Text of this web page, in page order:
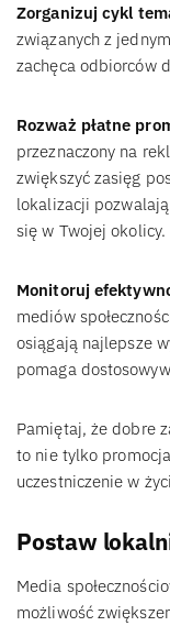
Zorganizuj cykl
związanych z
zachęca odbiorców
Rozważ płatne
przeznaczony na
zwiększyć zasięg
lokalizacji
się w Twojej okolicy.
Monitoruj
mediów
osiągają najlepsze
pomaga
Pamiętaj, że dobre
to nie tylko
uczestniczenie w
Postaw
Media
możliwość